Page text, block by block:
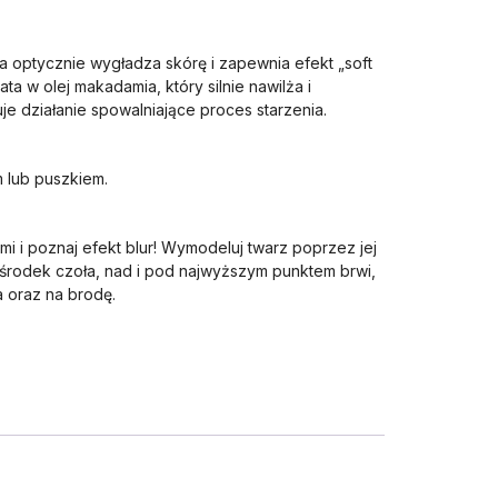
optycznie wygładza skórę i zapewnia efekt „soft
w olej makadamia, który silnie nawilża i
działanie spowalniające proces starzenia.
lub puszkiem.
i poznaj efekt blur! Wymodeluj twarz poprzez jej
czoła, nad i pod najwyższym punktem brwi,
oraz na brodę.